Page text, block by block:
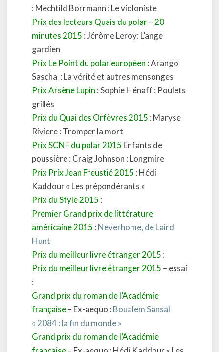
: Mechtild Borrmann : Le violoniste
Prix des lecteurs Quais du polar – 20
minutes 2015 : Jérôme Leroy: L’ange
gardien
Prix Le Point du polar européen : Arango
Sascha : La vérité et autres mensonges
Prix Arsène Lupin : Sophie Hénaff : Poulets
grillés
Prix du Quai des Orfèvres 2015 : Maryse
Riviere : Tromper la mort
Prix SCNF du polar 2015 Enfants de
poussière : Craig Johnson : Longmire
Prix Prix Jean Freustié 2015 : Hédi
Kaddour « Les prépondérants »
Prix du Style 2015 :
Premier Grand prix de littérature
américaine 2015 : Neverhome, de Laird
Hunt
Prix du meilleur livre étranger 2015 :
Prix du meilleur livre étranger 2015 – essai
:
Grand prix du roman de l’Académie
française– Ex-aequo : Boualem Sansal
« 2084 : la fin du monde »
Grand prix du roman de l’Académie